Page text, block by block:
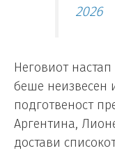
2026
Неговиот
беше неизвесен
подготвеност
Аргентина,
достави